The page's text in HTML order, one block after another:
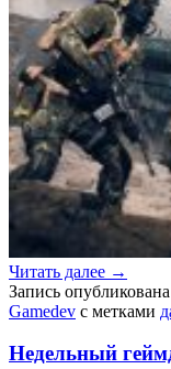
Читать далее →
Запись опубликована
Gamedev с метками
Недельный